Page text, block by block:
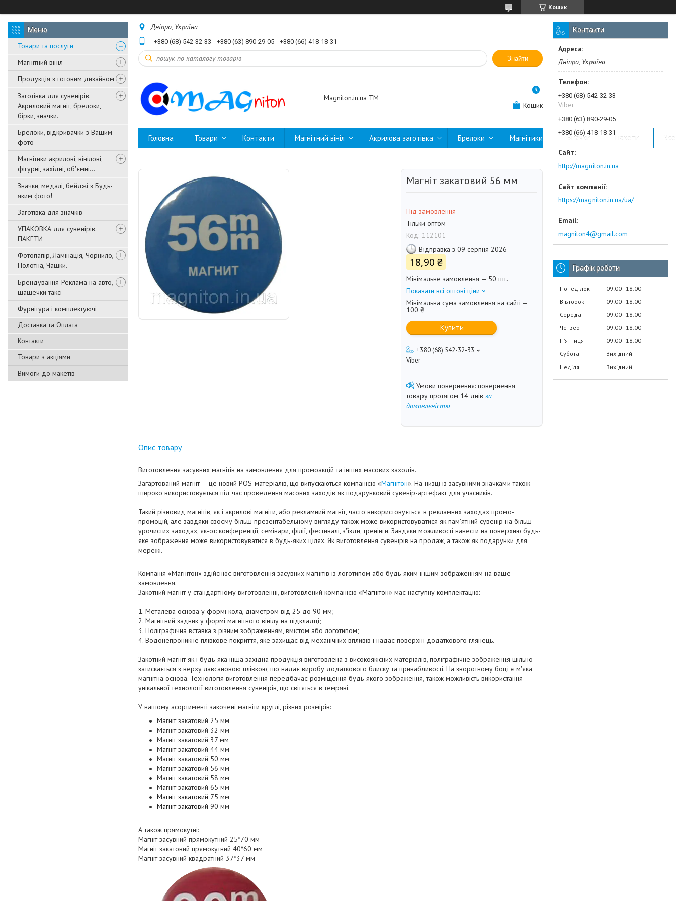
Кошик
Товари та послуги
Магнітний вініл
Продукція з готовим дизайном
Заготівка для сувенірів.
Акриловий магніт, брелоки,
бірки, значки.
Брелоки, відкривачки з Вашим
фото
Магнітики акрилові, вінілові,
фігурні, західні, об'ємні...
Значки, медалі, бейджі з Будь-
яким фото!
Заготівка для значків
УПАКОВКА для сувенірів.
ПАКЕТИ
Фотопапір, Ламінація, Чорнило,
Полотна, Чашки.
Брендування-Реклама на авто,
шашечки таксі
Фурнітура і комплектуючі
Доставка та Оплата
Контакти
Товари з акціями
Вимоги до макетів
Дніпро, Україна
+380 (68) 542-32-33 +380 (63) 890-29-05 +380 (66) 418-18-31
Знайти
Magniton.in.ua ТМ
Кошик
Головна Товари Контакти Магнітний вініл Акрилова заготівка Брелоки Магнітики Значки Пакети
Магніт закатовий 56 мм
Під замовлення
Тільки оптом
Код: 112101
Відправка з 09 серпня 2026
18,90 ₴
Мінімальне замовлення — 50 шт.
Показати всі оптові ціни
Мінімальна сума замовлення на сайті —
100 ₴
Купити
+380 (68) 542-32-33
Viber
повернення
товару протягом 14 днів за
домовленістю
Опис товару
Виготовлення засувних магнітів на замовлення для промоакцій та інших масових заходів.
Загартований магніт — це новий POS-матеріалів, що випускаються компанією «Магнітон». На низці із засувними значками також
широко використовується під час проведення масових заходів як подарунковий сувенір-артефакт для учасників.
Такий різновид магнітів, як і акрилові магніти, або рекламний магніт, часто використовується в рекламних заходах промо-
промоцій, але завдяки своєму більш презентабельному вигляду також може використовуватися як пам'ятний сувенір на більш
урочистих заходах, як-от: конференції, семінари, філії, фестивалі, з'їзди, тренінги. Завдяки можливості нанести на поверхню будь-
яке зображення може використовуватися в будь-яких цілях. Як виготовлення сувенірів на продаж, а також як подарунки для
мережі.
Компанія «Магнітон» здійснює виготовлення засувних магнітів із логотипом або будь-яким іншим зображенням на ваше
замовлення.
Закотний магніт у стандартному виготовленні, виготовлений компанією «Магнітон» має наступну комплектацію:
1. Металева основа у формі кола, діаметром від 25 до 90 мм;
2. Магнітний задник у формі магнітного вінілу на підкладці;
3. Поліграфічна вставка з різним зображенням, вмістом або логотипом;
4. Водонепроникне плівкове покриття, яке захищає від механічних впливів і надає поверхні додаткового глянець.
Закотний магніт як і будь-яка інша західна продукція виготовлена з високоякісних матеріалів, поліграфічне зображення щільно
затискається з верху лавсановою плівкою, що надає виробу додаткового блиску та привабливості. На зворотному боці є м'яка
магнітна основа. Технологія виготовлення передбачає розміщення будь-якого зображення, також можливість використання
унікальної технології виготовлення сувенірів, що світяться в темряві.
У нашому асортименті закочені магніти круглі, різних розмірів:
Магніт закатовий 25 мм
Магніт закатовий 32 мм
Магніт закатовий 37 мм
Магніт закатовий 44 мм
Магніт закатовий 50 мм
Магніт закатовий 56 мм
Магніт закатовий 58 мм
Магніт закатовий 65 мм
Магніт закатовий 75 мм
Магніт закатовий 90 мм
А також прямокутні:
Магніт засувний прямокутний 25*70 мм
Магніт закатовий прямокутний 40*60 мм
Магніт засувний квадратний 37*37 мм
Контакти
Дніпро, Україна
+380 (68) 542-32-33
Viber
+380 (63) 890-29-05
+380 (66) 418-18-31
http://magniton.in.ua
https://magniton.in.ua/ua/
magniton4@gmail.com
Графік роботи
Понеділок 09:00 18:00
Вівторок
09:00 18:00
Середа
09:00 18:00
Четвер
09:00 18:00
Пʼятниця
09:00 18:00
Субота
Вихідний
Неділя
Вихідний